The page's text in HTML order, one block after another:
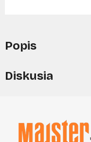
Popis
Diskusia